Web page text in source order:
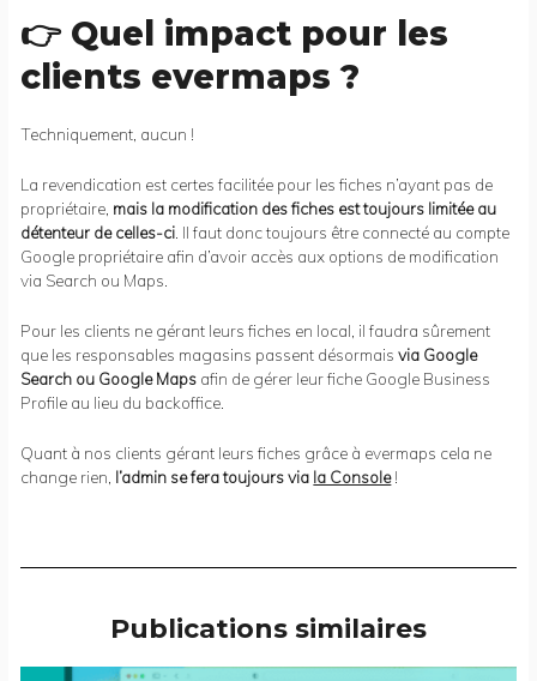
👉 Quel impact pour les
clients evermaps ?
Techniquement, aucun !
La revendication est certes facilitée pour les fiches n’ayant pas de
propriétaire, mais la modification des fiches est toujours limitée au
détenteur de celles-ci . Il faut donc toujours être connecté au compte
Google propriétaire afin d’avoir accès aux options de modification
via Search ou Maps.
Pour les clients ne gérant leurs fiches en local, il faudra sûrement
que les responsables magasins passent désormaisvia Google
Search ou Google Maps afin de gérer leur fiche Google Business
Profile au lieu du backoffice.
Quant à nos clients gérant leurs fiches grâce à evermaps cela ne
change rien, l’admin se fera toujours via la Console!
Publications similaires